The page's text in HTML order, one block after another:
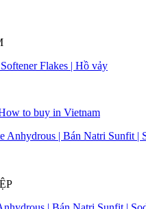
Flakes | Hồ vảy
to buy in Vietnam